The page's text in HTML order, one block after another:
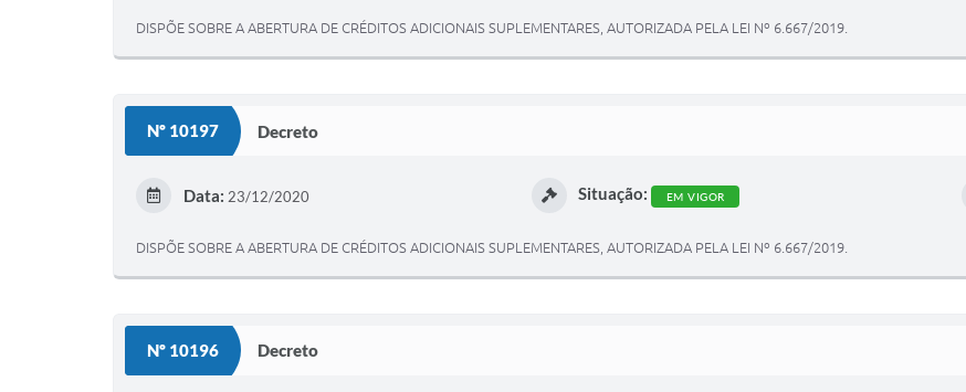
DISPÕE SOBRE A ABERTURA DE CRÉDITOS ADICIONAIS SUPLEMENTARES, AUTORIZADA PELA LEI Nº 6.667/2019.
Nº 10197 Decreto
Data: 23/12/2020 Situação: EM VIGOR
DISPÕE SOBRE A ABERTURA DE CRÉDITOS ADICIONAIS SUPLEMENTARES, AUTORIZADA PELA LEI Nº 6.667/2019.
Nº 10196 Decreto